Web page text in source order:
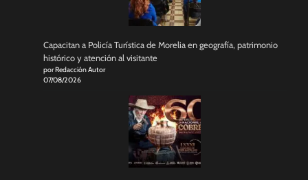
Capacitan a Policía Turística de Morelia en geografía, patrimonio
histórico y atención al visitante
por Redacción Autor
07/08/2026